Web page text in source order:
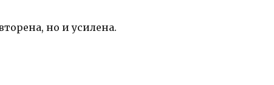
но и усилена.